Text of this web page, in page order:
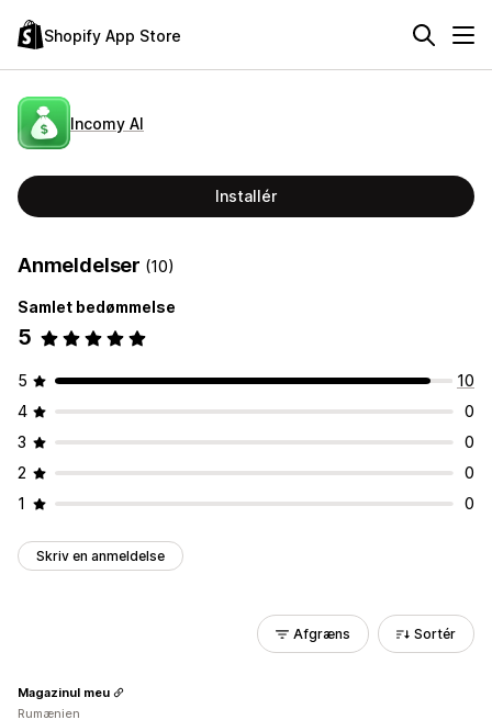
Shopify App Store
Incomy AI
Installér
Anmeldelser (10)
Samlet bedømmelse
5
5
10
4
0
3
0
2
0
1
0
Skriv en anmeldelse
Afgræns Sortér
Magazinul meu
Rumænien